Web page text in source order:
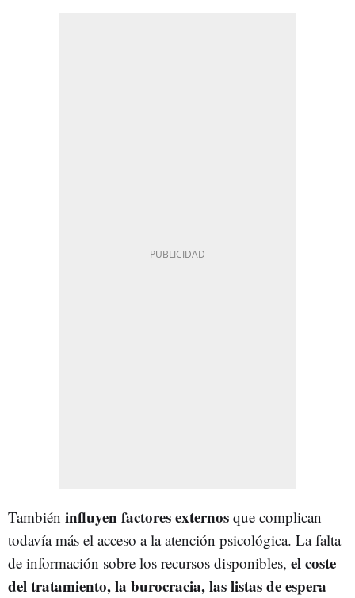
También influyen factores externos que complican
todavía más el acceso a la atención psicológica. La falta
de información sobre los recursos disponibles, el coste
del tratamiento, la burocracia, las listas de espera